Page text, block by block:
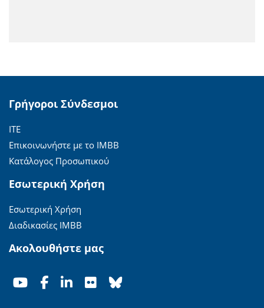
Γρήγοροι Σύνδεσμοι
ΙΤΕ
Επικοινωνήστε με το ΙΜΒΒ
Κατάλογος Προσωπικού
Εσωτερική Χρήση
Εσωτερική Χρήση
Διαδικασίες ΙΜΒΒ
Ακολουθήστε μας